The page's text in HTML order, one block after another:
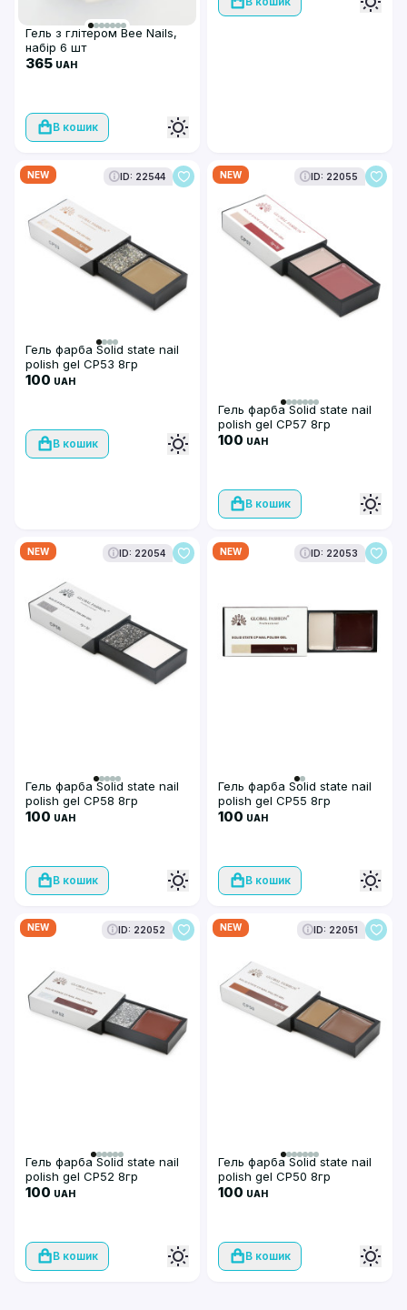
Гель з глітером Bee Nails,
набір 6 шт
365 UAH
В кошик
NEW ID: 22544
Гель фарба Solid state nail
polish gel CP53 8гр
100 UAH
В кошик
NEW ID: 22055
Гель фарба Solid state nail
polish gel CP57 8гр
100 UAH
В кошик
NEW ID: 22054
Гель фарба Solid state nail
polish gel CP58 8гр
100 UAH
В кошик
NEW ID: 22053
Гель фарба Solid state nail
polish gel CP55 8гр
100 UAH
В кошик
NEW ID: 22052
Гель фарба Solid state nail
polish gel CP52 8гр
100 UAH
В кошик
NEW ID: 22051
Гель фарба Solid state nail
polish gel CP50 8гр
100 UAH
В кошик